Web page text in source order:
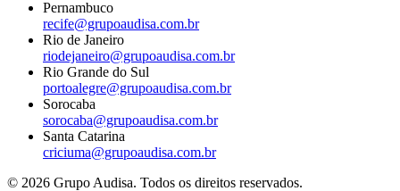
Pernambuco
recife@grupoaudisa.com.br
Rio de Janeiro
riodejaneiro@grupoaudisa.com.br
Rio Grande do Sul
portoalegre@grupoaudisa.com.br
Sorocaba
sorocaba@grupoaudisa.com.br
Santa Catarina
criciuma@grupoaudisa.com.br
© 2026 Grupo Audisa. Todos os direitos reservados.